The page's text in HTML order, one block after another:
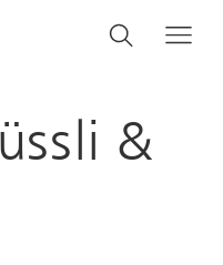
Search
menu
Rechercher
&